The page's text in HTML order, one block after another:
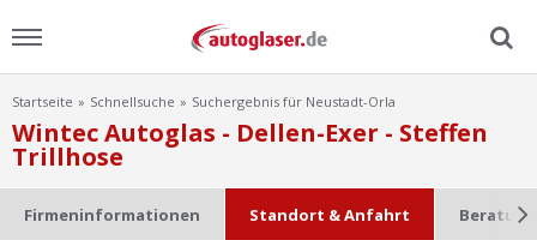
Menu
Home
Startseite Schnellsuche Suchergebnis für Neustadt-Orla
Wintec Autoglas - Dellen-Exer - Steffen
Trillhose
Firmeninformationen Standort & Anfahrt